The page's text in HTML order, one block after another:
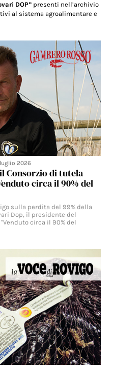
DOP” presenti nell’archivio
al sistema agroalimentare e
2026
Consorzio di tutela
circa il 90% del
sulla perdita del 99% della
Dop, il presidente del
circa il 90% del